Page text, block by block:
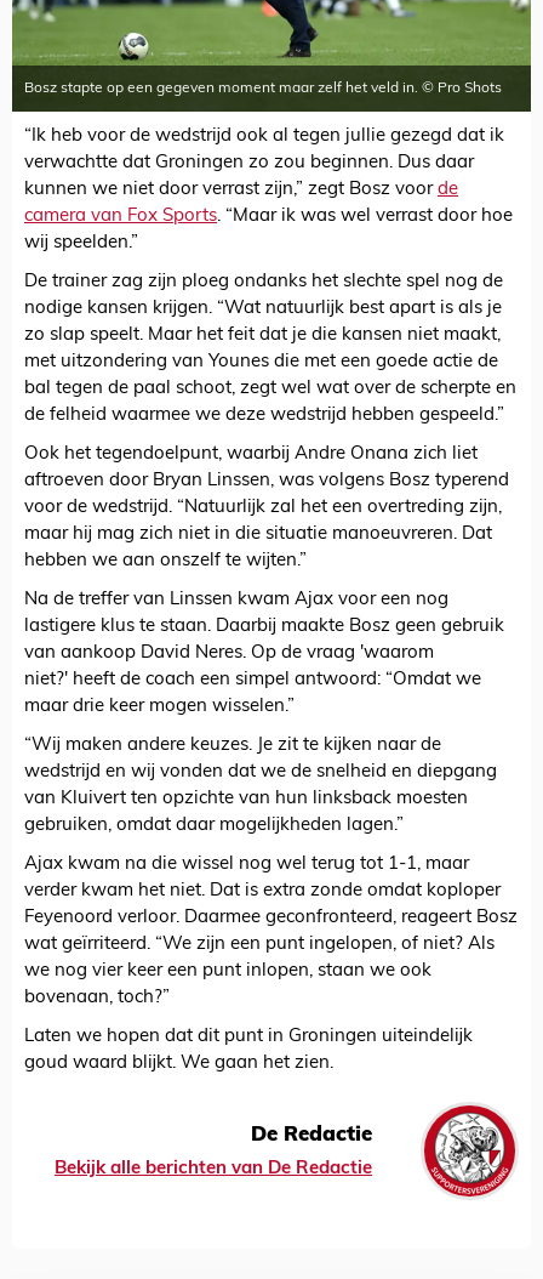
Bosz stapte op een gegeven moment maar zelf het veld in. © Pro Shots
“Ik heb voor de wedstrijd ook al tegen jullie gezegd dat ik
verwachtte dat Groningen zo zou beginnen. Dus daar
kunnen we niet door verrast zijn,” zegt Bosz voor de
camera van Fox Sports. “Maar ik was wel verrast door hoe
wij speelden.”
De trainer zag zijn ploeg ondanks het slechte spel nog de
nodige kansen krijgen. “Wat natuurlijk best apart is als je
zo slap speelt. Maar het feit dat je die kansen niet maakt,
met uitzondering van Younes die met een goede actie de
bal tegen de paal schoot, zegt wel wat over de scherpte en
de felheid waarmee we deze wedstrijd hebben gespeeld.”
Ook het tegendoelpunt, waarbij Andre Onana zich liet
aftroeven door Bryan Linssen, was volgens Bosz typerend
voor de wedstrijd. “Natuurlijk zal het een overtreding zijn,
maar hij mag zich niet in die situatie manoeuvreren. Dat
hebben we aan onszelf te wijten.”
Na de treffer van Linssen kwam Ajax voor een nog
lastigere klus te staan. Daarbij maakte Bosz geen gebruik
van aankoop David Neres. Op de vraag 'waarom
niet?' heeft de coach een simpel antwoord: “Omdat we
maar drie keer mogen wisselen.”
“Wij maken andere keuzes. Je zit te kijken naar de
wedstrijd en wij vonden dat we de snelheid en diepgang
van Kluivert ten opzichte van hun linksback moesten
gebruiken, omdat daar mogelijkheden lagen.”
Ajax kwam na die wissel nog wel terug tot 1-1, maar
verder kwam het niet. Dat is extra zonde omdat koploper
Feyenoord verloor. Daarmee geconfronteerd, reageert Bosz
wat geïrriteerd. “We zijn een punt ingelopen, of niet? Als
we nog vier keer een punt inlopen, staan we ook
bovenaan, toch?”
Laten we hopen dat dit punt in Groningen uiteindelijk
goud waard blijkt. We gaan het zien.
De Redactie
Bekijk alle berichten van De Redactie